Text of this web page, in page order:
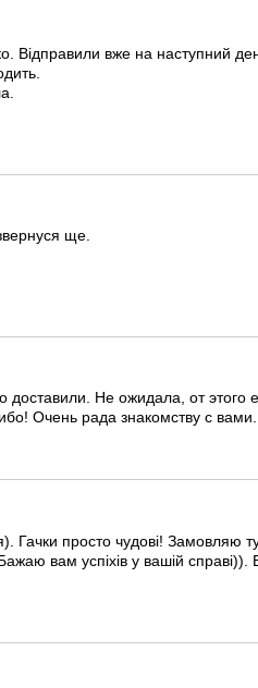
Відправили вже на наступний
ще.
Не ожидала, от этого
Очень рада знакомству с вами.
Гачки просто чудові! Замовляю
вам успіхів у вашій